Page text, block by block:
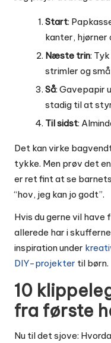
Start:
kanter, hjørner
Næste trin:
strimler og
Så: Gavepapir
stadig til at
Til sidst:
Det kan virke
tykke. Men prøv det
er ret fint at se
“hov, jeg kan jo godt”.
Hvis du gerne vil have
allerede har i
inspiration under
DIY-projekter til børn.
10
fra første
Nu til det sjove: